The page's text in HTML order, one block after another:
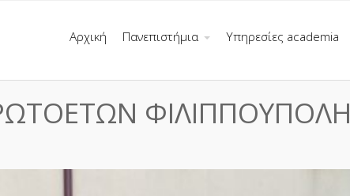
Αρχική Πανεπιστήμια Υπηρεσίες academia
ΦΙΛΙΠΠΟΥΠΟΛΗ